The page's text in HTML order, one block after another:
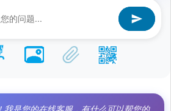
我是您的在线客服，有什么可以帮您的